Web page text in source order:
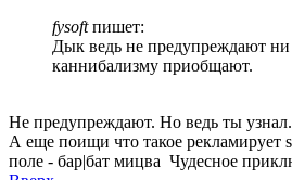
fysoftпишет:
Дык ведь не предупреждают ни
каннибализму приобщают.
Не предупреждают. Но ведь ты узнал.
А еще поищи что такое рекламирует
поле - бар|бат мицва Чудесное